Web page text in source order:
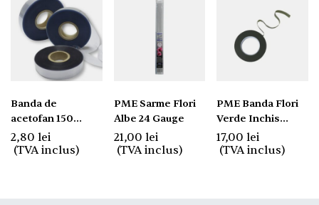
Banda de
acetofan 150
microni, latime 10
cm.
2,80 lei
(TVA inclus)
PME Sarme Flori
Albe 24 Gauge
21,00 lei
(TVA inclus)
PME Banda Flori
Verde Inchis
13mm x 17.4m
17,00lei
(TVA inclus)